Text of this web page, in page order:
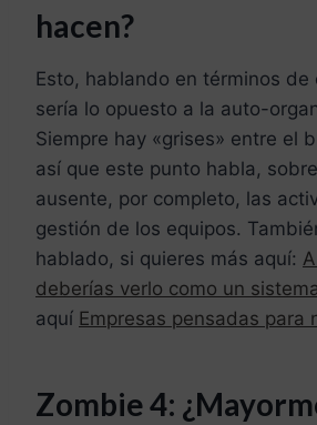
hacen?
Esto, hablando en términos de
sería lo opuesto a la auto-
Siempre hay «grises» entre el
así que este punto habla,
ausente, por completo, las
gestión de los equipos.
hablado, si quieres más aquí:
deberías verlo como un
aquí Empresas pensadas para
Zombie 4: